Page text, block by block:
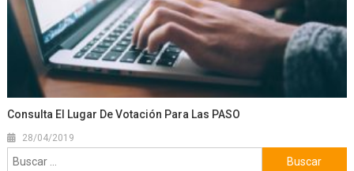
Consulta El Lugar De Votación Para Las PASO
28/04/2019
Buscar: